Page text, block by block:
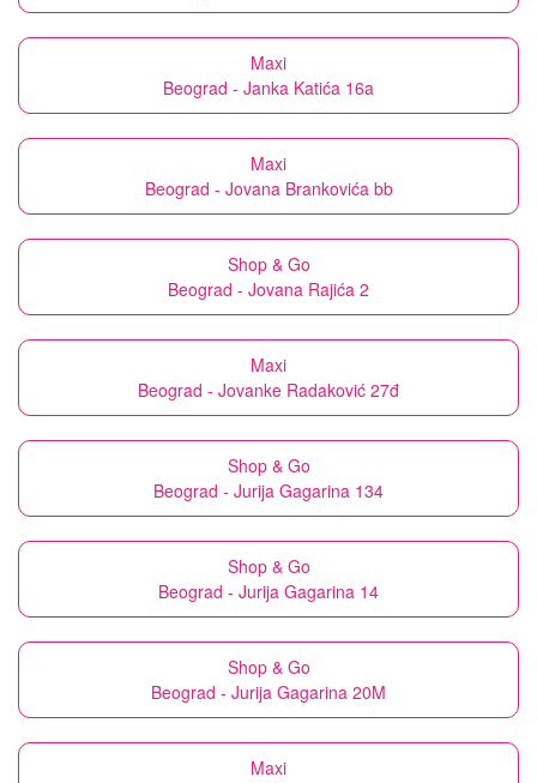
Maxi
Beograd - Janka Katića 16a
Maxi
Beograd - Jovana Brankovića bb
Shop & Go
Beograd - Jovana Rajića 2
Maxi
Beograd - Jovanke Radaković 27đ
Shop & Go
Beograd - Jurija Gagarina 134
Shop & Go
Beograd - Jurija Gagarina 14
Shop & Go
Beograd - Jurija Gagarina 20M
Maxi